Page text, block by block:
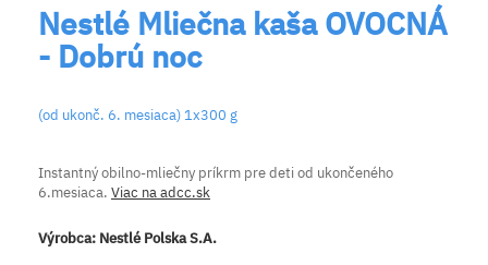
Nestlé Mliečna kaša OVOCNÁ
- Dobrú noc
(od ukonč. 6. mesiaca) 1x300 g
Instantný obilno-mliečny príkrm pre deti od ukončeného
6.mesiaca. Viac na adcc.sk
Výrobca: Nestlé Polska S.A.